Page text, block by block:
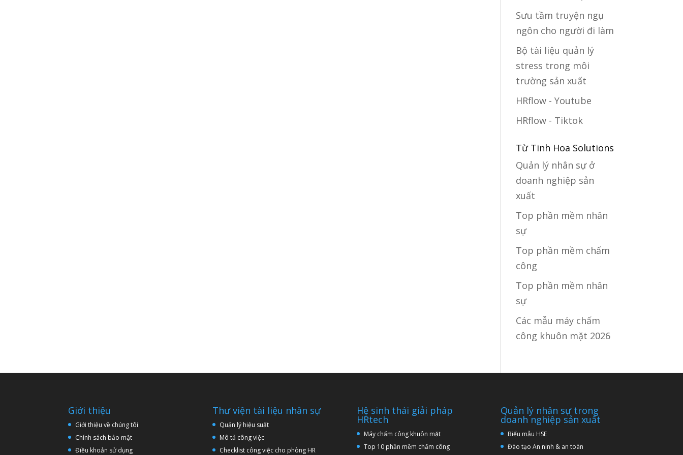
Sưu tầm truyện ngụ
ngôn cho người đi làm
Bộ tài liệu quản lý
stress trong môi
trường sản xuất
HRflow - Youtube
HRflow - Tiktok
Từ Tinh Hoa Solutions
Quản lý nhân sự ở
doanh nghiệp sản
xuất
Top phần mềm nhân
sự
Top phần mềm chấm
công
Top phần mềm nhân
sự
Các mẫu máy chấm
công khuôn mặt 2026
Giới thiệu
Giới thiệu về chúng tôi
Chính sách bảo mật
Điều khoản sử dụng
Thư viện tài liệu nhân sự
Quản lý hiệu suất
Mô tả công việc
Checklist công việc cho phòng HR
Hệ sinh thái giải pháp
HRtech
Máy chấm công khuôn mặt
Top 10 phần mềm chấm công
Quản lý nhân sự trong
doanh nghiệp sản xuất
Biểu mẫu HSE
Đào tạo An ninh & an toàn